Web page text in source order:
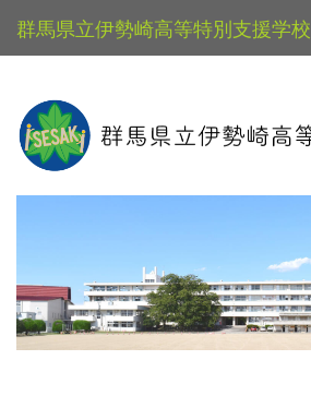
群馬県立伊勢崎高等特別支援学校